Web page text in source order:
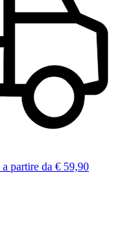
a partire da € 59,90